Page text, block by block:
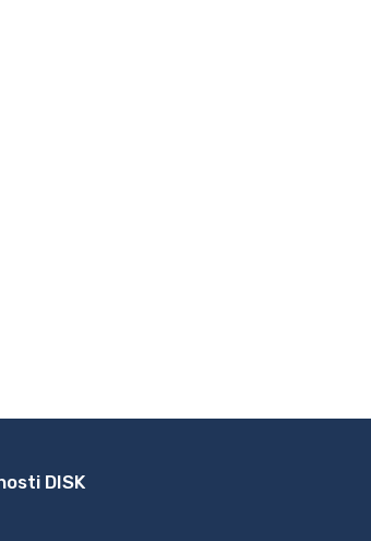
DISK